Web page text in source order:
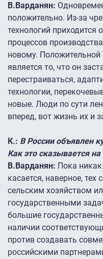
В.Варданян:
положительно. Из-за
технологий
процессов
новому. Положительной
является то, что он
перестраиваться,
технологии,
новые. Люди по сути
вперед, вот жизнь их и
К.: В России объявлен
Как это сказывается
В.Варданян: Пока
касается, наверное,
сельским хозяйством
государственными
большие
наличии
против создавать
российскими